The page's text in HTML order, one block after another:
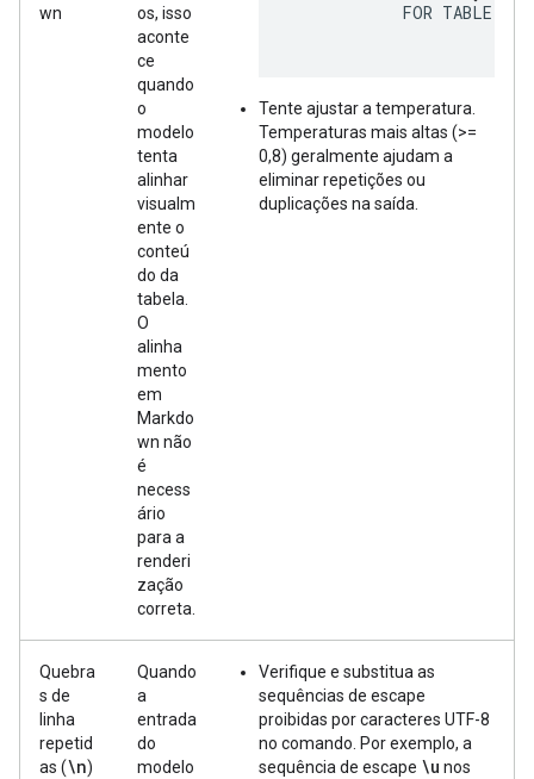
wn
os, isso
aconte
ce
quando
o
modelo
tenta
alinhar
visualm
ente o
conteú
do da
tabela.
O
alinha
mento
em
Markdo
wn não
é
necess
ário
para a
renderi
zação
correta.
FOR TABLE
Tente ajustar a temperatura.
Temperaturas mais altas (>=
0,8) geralmente ajudam a
eliminar repetições ou
duplicações na saída.
Quebra
s de
linha
repetid
as (\n)
Quando
a
entrada
do
modelo
Verifique e substitua as
sequências de escape
proibidas por caracteres UTF-8
no comando. Por exemplo, a
sequência de escape \u nos